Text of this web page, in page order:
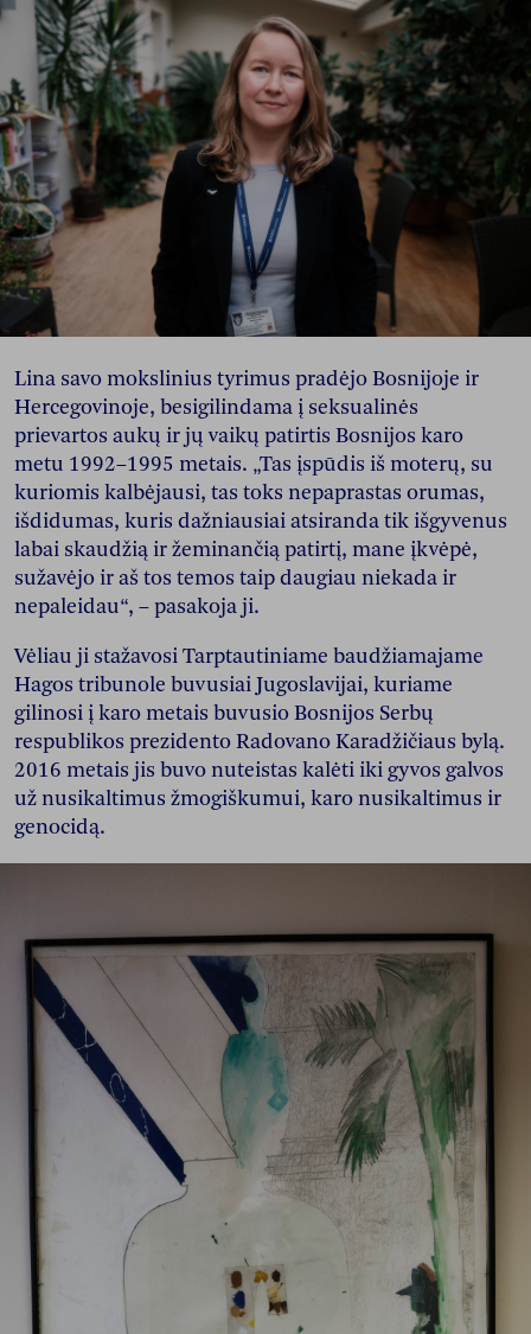
Lina savo mokslinius tyrimus pradėjo Bosnijoje ir
Hercegovinoje, besigilindama į seksualinės
prievartos aukų ir jų vaikų patirtis Bosnijos karo
metu 1992–1995 metais. „Tas įspūdis iš moterų, su
kuriomis kalbėjausi, tas toks nepaprastas orumas,
išdidumas, kuris dažniausiai atsiranda tik išgyvenus
labai skaudžią ir žeminančią patirtį, mane įkvėpė,
sužavėjo ir aš tos temos taip daugiau niekada ir
nepaleidau“, – pasakoja ji.
Vėliau ji stažavosi Tarptautiniame baudžiamajame
Hagos tribunole buvusiai Jugoslavijai, kuriame
gilinosi į karo metais buvusio Bosnijos Serbų
respublikos prezidento Radovano Karadžičiaus bylą.
2016 metais jis buvo nuteistas kalėti iki gyvos galvos
už nusikaltimus žmogiškumui, karo nusikaltimus ir
genocidą.